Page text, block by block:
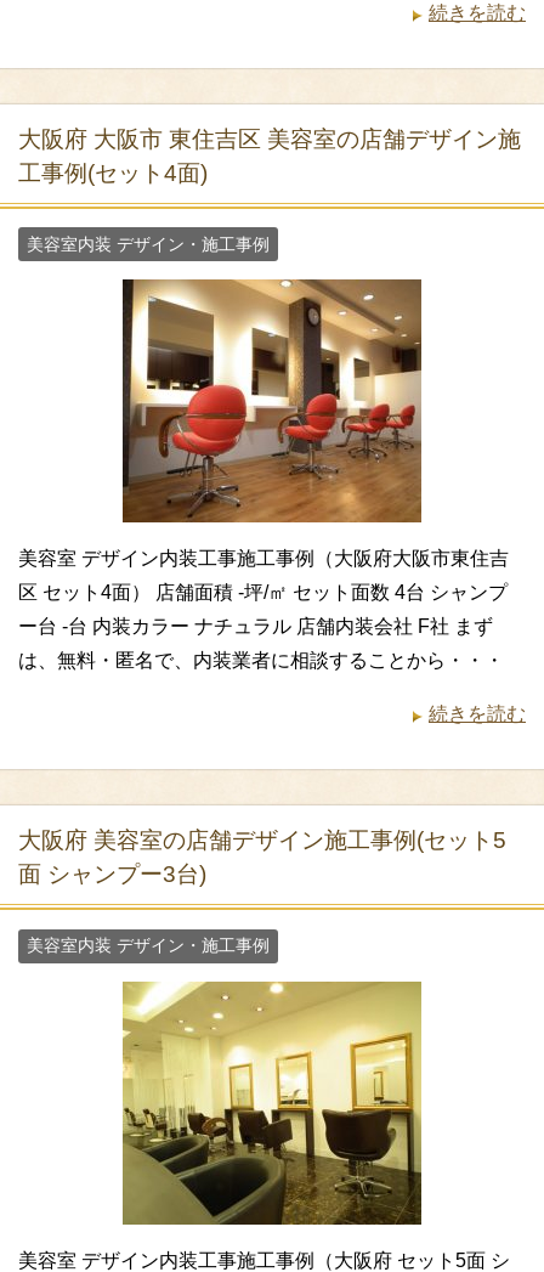
続きを読む
大阪府 大阪市 東住吉区 美容室の店舗デザイン施
工事例(セット4面)
美容室内装 デザイン・施工事例
美容室 デザイン内装工事施工事例（大阪府大阪市東住吉
区 セット4面） 店舗面積 -坪/㎡ セット面数 4台 シャンプ
ー台 -台 内装カラー ナチュラル 店舗内装会社 F社 まず
は、無料・匿名で、内装業者に相談することから・・・
続きを読む
大阪府 美容室の店舗デザイン施工事例(セット5
面 シャンプー3台)
美容室内装 デザイン・施工事例
美容室 デザイン内装工事施工事例（大阪府 セット5面 シ